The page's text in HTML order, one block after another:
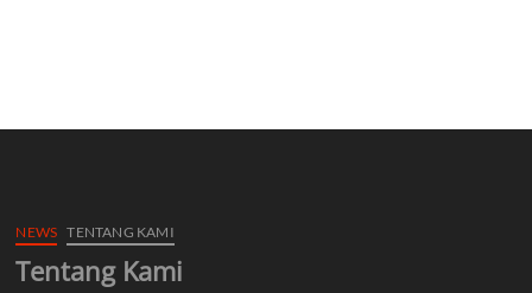
NEWS TENTANG KAMI
Tentang Kami